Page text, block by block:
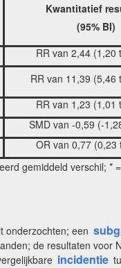
Kwantitatief
(95% BI)
RR van 2,44 (1,20
RR van 11,39 (5,46
RR van 1,23 (1,01
SMD van -0,59 (-
OR van 0,77 (0,23
gemiddeld verschil; *
onderzochten; een
de resultaten voor
incidentie